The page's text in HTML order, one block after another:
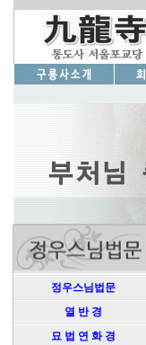
정우스님법문
열 반 경
묘 법 연 화 경